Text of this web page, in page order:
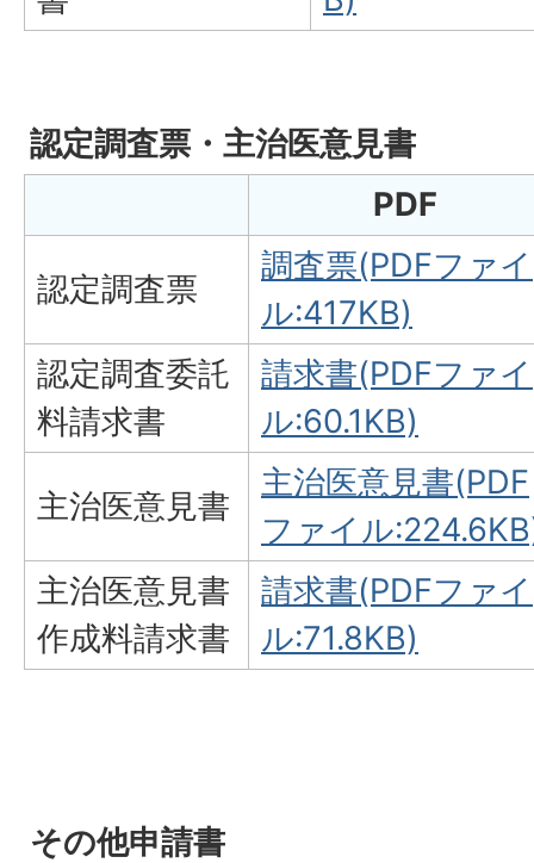
認定調査票・主治医意見書
PDF
認定調査票
調査票(PDFファイ
ル:417KB)
認定調査委託
料請求書
請求書(PDFファイ
ル:60.1KB)
主治医意見書
主治医意見書(PDF
ファイル
主治医意見書
作成料請求書
請求書(PDFファイ
ル:71.8KB)
その他申請書